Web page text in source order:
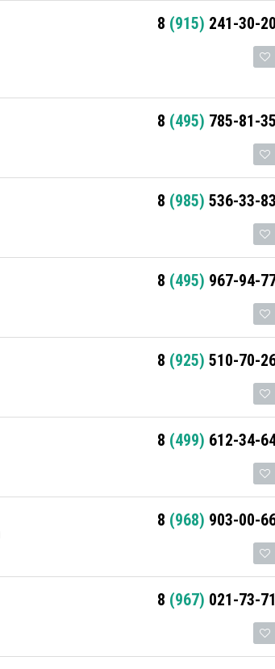
8 (915) 241-30-20
8 (495) 785-81-35
8 (985) 536-33-83
8 (495) 967-94-
8 (925) 510-70-
8 (499) 612-34-
8 (968) 903-00-
8 (967) 021-73-71